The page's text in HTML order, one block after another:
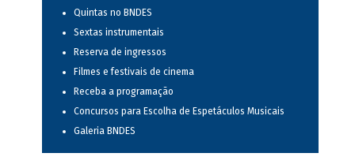
Quintas no BNDES
Sextas instrumentais
Reserva de ingressos
Filmes e festivais de cinema
Receba a programação
Concursos para Escolha de Espetáculos Musicais
Galeria BNDES